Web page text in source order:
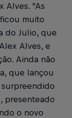
Alves. “As
muito
do Julio, que
Alves, e
Ainda não
que lançou
presenteado
o novo